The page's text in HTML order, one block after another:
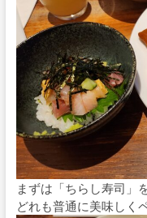
まずは「ちらし寿司」
どれも普通に美味しく